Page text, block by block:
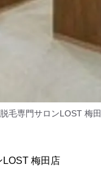
脱毛専門サロンLOST 梅
梅田店